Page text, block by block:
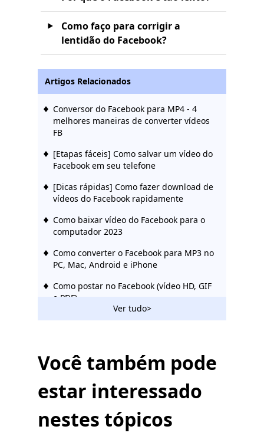
Como faço para corrigir a
lentidão do Facebook?
Artigos Relacionados
Conversor do Facebook para MP4 - 4
melhores maneiras de converter vídeos
FB
[Etapas fáceis] Como salvar um vídeo do
Facebook em seu telefone
[Dicas rápidas] Como fazer download de
vídeos do Facebook rapidamente
Como baixar vídeo do Facebook para o
computador 2023
Como converter o Facebook para MP3 no
PC, Mac, Android e iPhone
Como postar no Facebook (vídeo HD, GIF
e PDF)
[Dica rápida] Como baixar vídeos ao vivo
Facebook Chrome [Atualizado em 2023]
Forma [comprovada] eficaz de fazer
download de vídeos privados no
Como tornar seu Facebook privado e
Ver tudo>
Você também pode
estar interessado
nestes tópicos